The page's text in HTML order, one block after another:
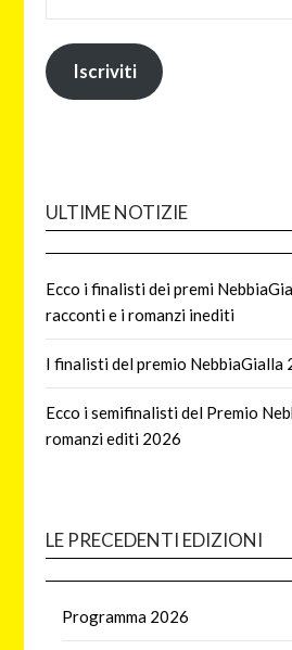
Iscriviti
ULTIME NOTIZIE
Ecco i finalisti dei premi
racconti e i romanzi inediti
I finalisti del premio NebbiaGialla
Ecco i semifinalisti del Premio
romanzi editi 2026
LE PRECEDENTI EDIZIONI
Programma 2026